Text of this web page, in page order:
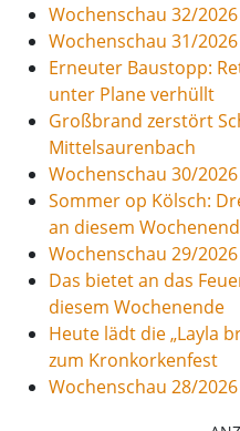
Wochenschau 32/2026
Wochenschau 31/2026
Erneuter Baustopp:
unter Plane verhüllt
Großbrand zerstört
Mittelsaurenbach
Wochenschau 30/2026
Sommer op Kölsch:
an diesem
Wochenschau 29/2026
Das bietet an das
diesem Wochenende
Heute lädt die „Layla
zum Kronkorkenfest
Wochenschau 28/2026